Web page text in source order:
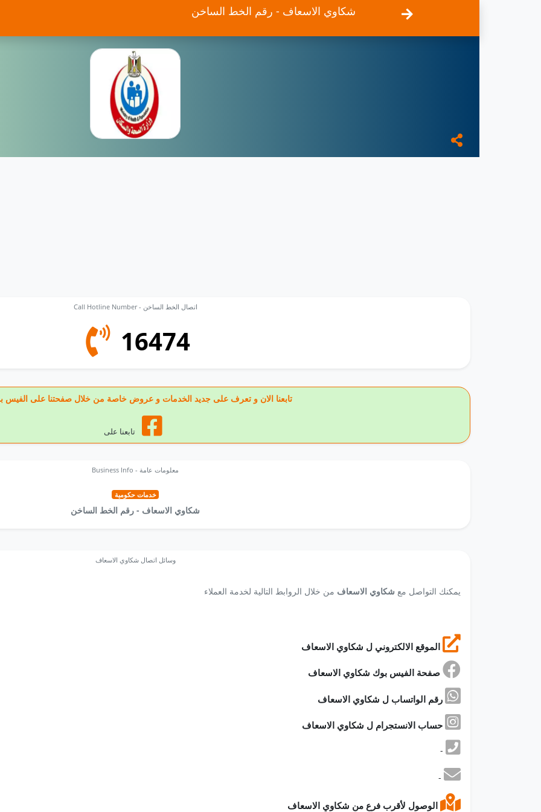
شكاوي الاسعاف - رقم الخط الساخن
Call Hotline Number - اتصال الخط الساخن
16474
🔥 تابعنا الان و تعرف على جديد الخدمات و عروض خاصة من خلال صفحتنا على الفيس
تابعنا على
Business Info - معلومات عامة
خدمات حكومية
شكاوي الاسعاف - رقم الخط الساخن
وسائل اتصال شكاوي الاسعاف
يمكنك التواصل مع شكاوي الاسعاف من خلال الروابط التالية لخدمة العملاء
-
-